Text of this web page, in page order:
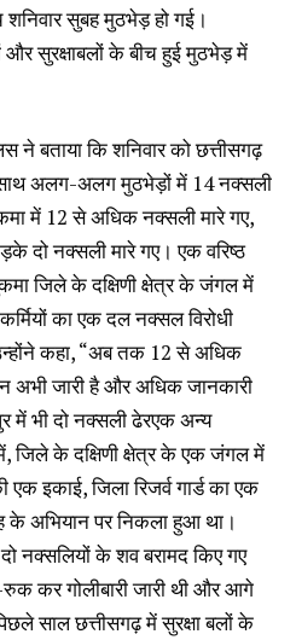
सुबह मुठभेड़ हो गई।
सुरक्षाबलों के बीच हुई मुठभेड़ में
ने बताया कि शनिवार को छत्तीसगढ़
साथ अलग-अलग मुठभेड़ों में 14 नक्सली
में 12 से अधिक नक्सली मारे गए,
दो नक्सली मारे गए। एक वरिष्ठ
जिले के दक्षिणी क्षेत्र के जंगल में
का एक दल नक्सल विरोधी
कहा, “अब तक 12 से अधिक
अभी जारी है और अधिक जानकारी
में भी दो नक्सली ढेरएक अन्य
जिले के दक्षिणी क्षेत्र के एक जंगल में
एक इकाई, जिला रिजर्व गार्ड का एक
अभियान पर निकला हुआ था।
नक्सलियों के शव बरामद किए गए
कर गोलीबारी जारी थी और आगे
साल छत्तीसगढ़ में सुरक्षा बलों के